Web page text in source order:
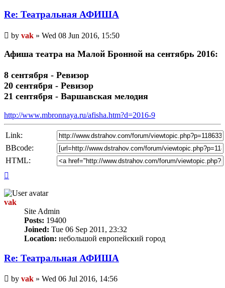
Re: Театральная АФИША
Unread
post
by vak » Wed 08 Jun 2016, 15:50
Афиша театра на Малой Бронной на сентябрь 2016:
8 сентября - Ревизор
20 сентября - Ревизор
21 сентября - Варшавская мелодия
http://www.mbronnaya.ru/afisha.htm?d=2016-9
Link:
BBcode:
HTML:
vak
Site Admin
Posts: 19400
Joined: Tue 06 Sep 2011, 23:32
Location: небольшой европейский город
Re: Театральная АФИША
Unread
post
by vak » Wed 06 Jul 2016, 14:56